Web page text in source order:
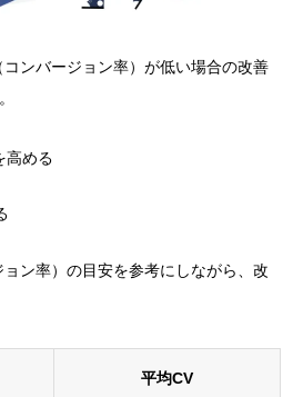
ンバージョン率）が低い場合の改善
高める
ン率）の目安を参考にしながら、改
平均CV